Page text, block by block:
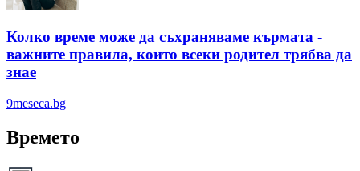
Колко време може да съхраняваме кърмата -
важните правила, които всеки родител трябва да
знае
9meseca.bg
Времето